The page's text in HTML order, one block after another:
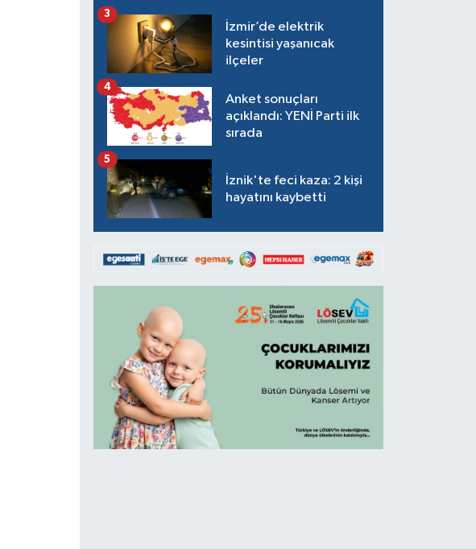
İzmir’de elektrik
kesintisi yaşanıcak
ilçeler
3
Anket sonuçları
açıklandı: YENİ Parti ilk
sırada
4
İznik'te feci kaza: 2 kişi
hayatını kaybetti
5